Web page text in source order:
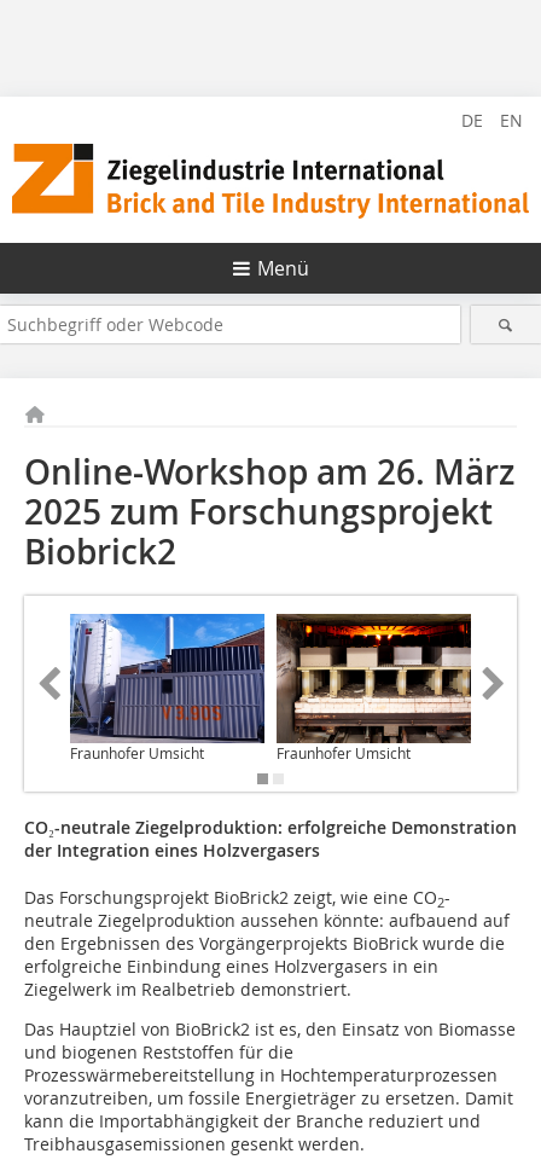
DE EN
Menü
Online-Workshop am 26. März
2025 zum Forschungsprojekt
Biobrick2
Fraunhofer Umsicht Fraunhofer Umsicht
CO₂-neutrale Ziegelproduktion: erfolgreiche Demonstration
der Integration eines Holzvergasers
Das Forschungsprojekt BioBrick2 zeigt, wie eine CO2-
neutrale Ziegelproduktion aussehen könnte: aufbauend auf
den Ergebnissen des Vorgängerprojekts BioBrick wurde die
erfolgreiche Einbindung eines Holzvergasers in ein
Ziegelwerk im Realbetrieb demonstriert.
Das Hauptziel von BioBrick2 ist es, den Einsatz von Biomasse
und biogenen Reststoffen für die
Prozesswärmebereitstellung in Hochtemperaturprozessen
voranzutreiben, um fossile Energieträger zu ersetzen. Damit
kann die Importabhängigkeit der Branche reduziert und
Treibhausgasemissionen gesenkt werden.